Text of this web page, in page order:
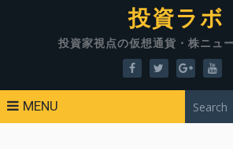
投資ラボ
投資家視点の仮想通貨・株ニュ
MENU